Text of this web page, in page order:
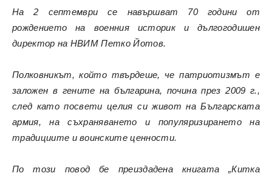
На 2 септември се навършват 70 години от
рождението на военния историк и дългогодишен
директор на НВИМ Петко Йотов.
Полковникът, който твърдеше, че патриотизмът е
заложен в гените на българина, почина през 2009 г.,
след като посвети целия си живот на Българската
армия, на съхраняването и популяризирането на
традициите и воинските ценности.
По този повод бе преиздадена книгата „Китка